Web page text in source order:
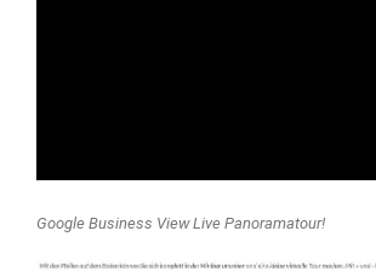
Google Business View Live Panoramatour!